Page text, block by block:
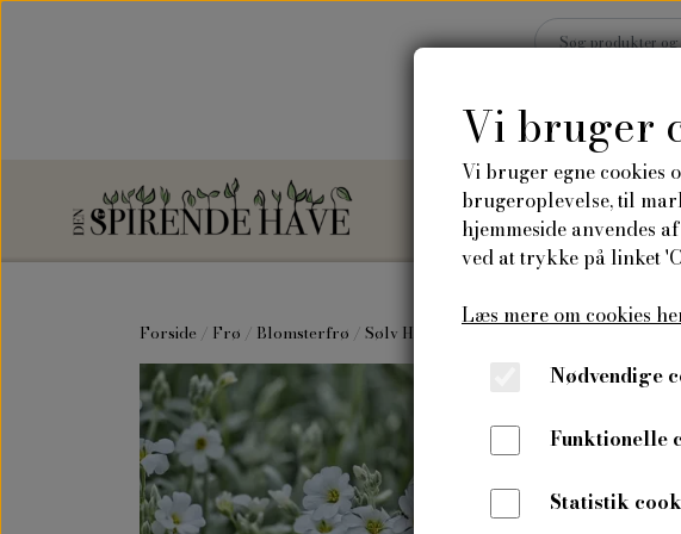
Vilde blomsterfrø
Blomsterfrø
Drivhusfrø
Grøntsagsfrø
Forside Frø Blomsterfrø Sølv Hønsetarm
Sølv
24,00
Varenummer:
Vi bruger
Vi bruger egne cookies
brugeroplevelse, til
hjemmeside anvendes
ved at trykke på linket
Læs mere om cookies
Nødvendige
Funktionelle
Statistik